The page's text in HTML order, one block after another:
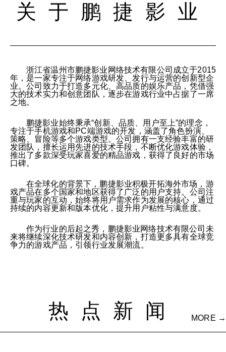
关于鹏捷影业
浙江省温州市鹏捷影业网络技术有限公司成立于2015
年，是一家专注于网络游戏研发、发行与运营的创新型企
业。公司致力于打造多元化、高品质的娱乐产品，凭借强
大的技术实力和创意团队，逐步在游戏行业中占据了一席
之地。
鹏捷影业始终秉承“创新、品质、用户至上”的理念，
专注于手机游戏和PC端游戏的开发，涵盖了角色扮演、
策略、冒险等多个游戏类型。公司拥有一支经验丰富的研
发团队，擅长运用先进的技术手段，不断优化游戏体验，
推出了多款深受玩家喜爱的精品游戏，获得了良好的市场
口碑。
在全球化的背景下，鹏捷影业积极开拓海外市场，游
戏产品在多个国家和地区获得了广泛的用户支持。公司注
重与玩家的互动，始终将用户需求作为发展的核心，通过
持续的内容更新和版本优化，提升用户粘性与满意度。
作为行业的后起之秀，鹏捷影业网络技术有限公司未
来将继续深化技术研发和内容创新，打造更多具有全球竞
争力的游戏产品，引领行业发展潮流。
热点新闻 MORE →